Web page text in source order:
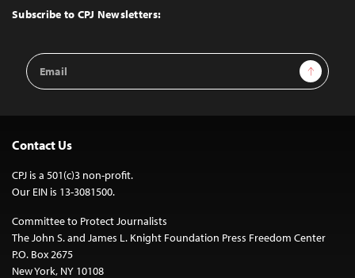
Top
Subscribe to CPJ Newsletters:
Email
Address
Sign Up
Contact Us
CPJ is a 501(c)3 non-profit.
Our EIN is 13-3081500.
Committee to Protect Journalists
The John S. and James L. Knight Foundation Press Freedom Center
P.O. Box 2675
New York, NY 10108